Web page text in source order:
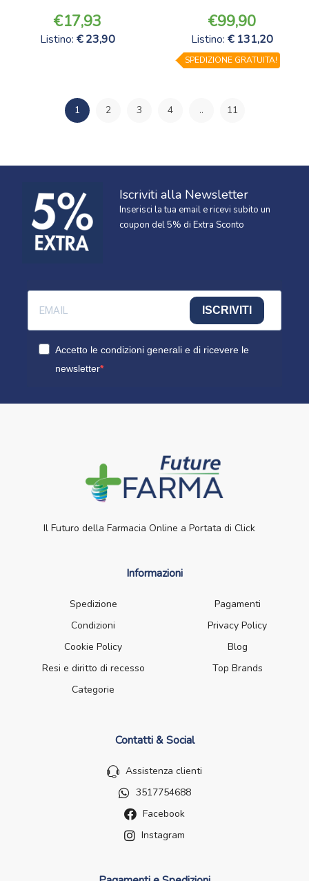
17,93
Listino: 23,90
99,90
Listino: 131,20
SPEDIZIONE GRATUITA!
1 2 3 4 .. 11
Iscriviti alla Newsletter
Inserisci la tua email e ricevi subito un
coupon del 5% di Extra Sconto
ISCRIVITI
Accetto le condizioni generali e di ricevere le
newsletter
Il Futuro della Farmacia Online a Portata di Click
Informazioni
Spedizione
Pagamenti
Condizioni
Privacy Policy
Cookie Policy
Blog
Resi e diritto di recesso
Top Brands
Categorie
Contatti & Social
Assistenza clienti
3517754688
Facebook
Instagram